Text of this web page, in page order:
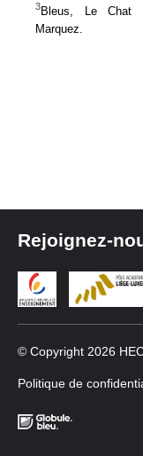
3Bleus, Le Chat
Marquez.
Rejoignez-
© Copyright 2026
Politique de